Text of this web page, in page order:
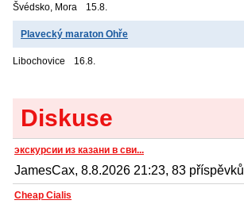
Švédsko, Mora 15.8.
Plavecký maraton Ohře
Libochovice 16.8.
Diskuse
экскурсии из казани в сви...
JamesCax, 8.8.2026 21:23, 83 příspěvků
Cheap Cialis